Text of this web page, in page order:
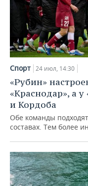
Спорт 24 июл, 14:30
«Рубин»
«Краснодар», а
и Кордоба
Обе команды
составах. Тем более